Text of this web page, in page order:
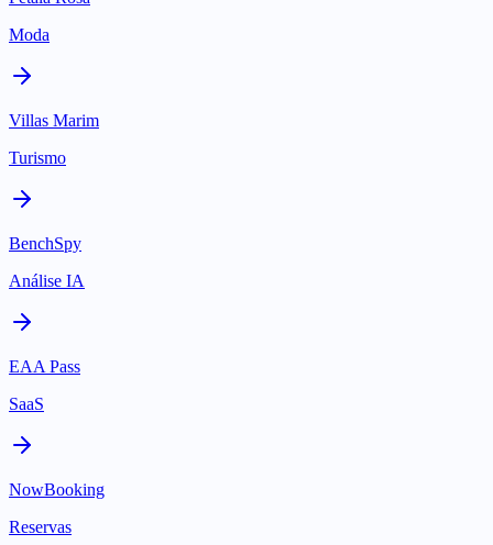
Moda
Villas Marim
Turismo
BenchSpy
Análise IA
EAA Pass
SaaS
NowBooking
Reservas